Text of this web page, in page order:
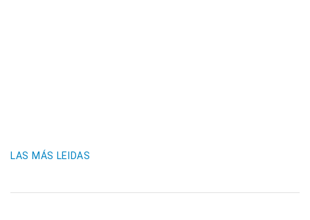
LAS MÁS LEIDAS